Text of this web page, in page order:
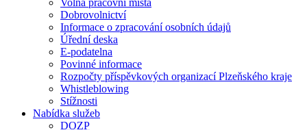
Volná pracovní místa
Dobrovolnictví
Informace o zpracování osobních údajů
Úřední deska
E-podatelna
Povinné informace
Rozpočty příspěvkových organizací Plzeňského kraje
Whistleblowing
Stížnosti
Nabídka služeb
DOZP